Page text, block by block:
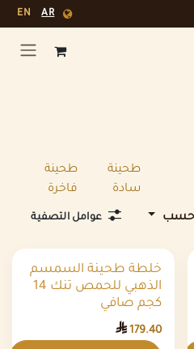
AR
EN
طحينة
سادة
طحينة
فاخرة
حسب عوامل التصفية
خلطة طحينة السمسم
الذهبي للحمص تنك 14
كجم صافي
179.40
